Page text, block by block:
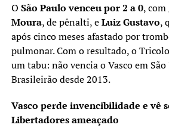
O São Paulo venceu por 2 a 0, com
Moura, de pênalti, eLuiz Gustavo,
após cinco meses afastado por
pulmonar. Com o resultado, o
um tabu: não vencia o Vasco em
Brasileirão desde 2013.
Vasco perde invencibilidade e vê
Libertadores ameaçado